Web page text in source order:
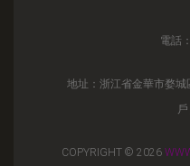
電話
地址：浙江省金華市婺
COPYRIGHT © 2026